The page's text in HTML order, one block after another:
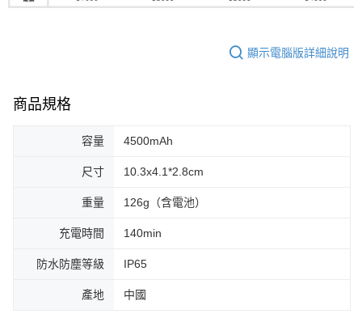
顯示電腦版詳細說明
商品規格
容量 4500mAh
尺寸 10.3x4.1*2.8cm
重量 126g（含電池）
充電時間 140min
防水防塵等級 IP65
產地 中國